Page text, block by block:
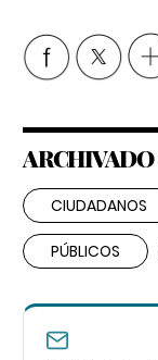
ARCHIVADO
CIUDADANOS
PÚBLICOS